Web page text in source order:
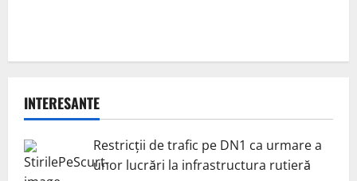
INTERESANTE
Restricții de trafic pe DN1 ca urmare a
unor lucrări la infrastructura rutieră